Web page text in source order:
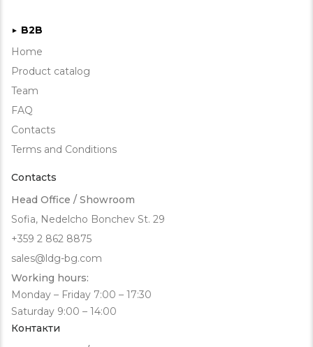
► B2B
Home
Product catalog
Team
FAQ
Contacts
Terms and Conditions
Contacts
Head Office / Showroom
Sofia, Nedelcho Bonchev St. 29
+359 2 862 8875
sales@ldg-bg.com
Working hours:
Monday – Friday 7:00 – 17:30
Saturday 9:00 – 14:00
Контакти